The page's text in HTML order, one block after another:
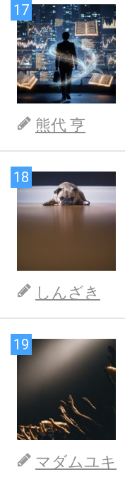
17
熊代 亨
18
しんざき
19
マダムユキ